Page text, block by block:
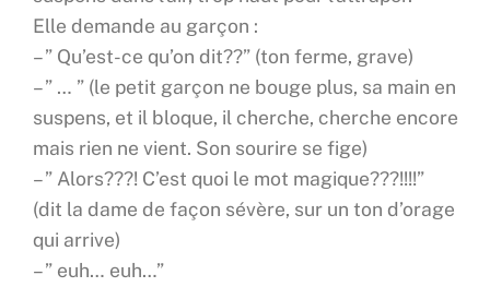
Elle demande au garçon :
– ” Qu’est-ce qu’on dit??” (ton ferme, grave)
– ” … ” (le petit garçon ne bouge plus, sa main en
suspens, et il bloque, il cherche, cherche encore
mais rien ne vient. Son sourire se fige)
– ” Alors???! C’est quoi le mot magique???!!!!”
(dit la dame de façon sévère, sur un ton d’orage
qui arrive)
– ” euh… euh…”